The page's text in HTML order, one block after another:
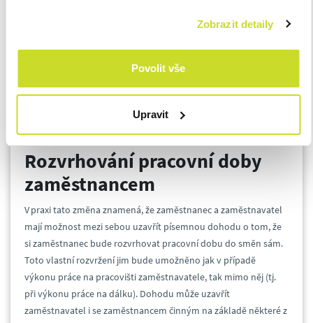
Zobrazit detaily
Povolit vše
Upravit
neboť plány dovolených byly často jen formálními dokumenty
A co je klíčovou změnou od
1. 1. 2025?
Rozvrhování pracovní doby
zaměstnancem
V praxi tato změna znamená, že zaměstnanec a zaměstnavatel
mají možnost mezi sebou uzavřít písemnou dohodu o tom, že
si zaměstnanec bude rozvrhovat pracovní dobu do směn sám.
Toto vlastní rozvržení jim bude umožněno jak v případě
výkonu práce na pracovišti zaměstnavatele, tak mimo něj (tj.
při výkonu práce na dálku). Dohodu může uzavřít
zaměstnavatel i se zaměstnancem činným na základě některé z